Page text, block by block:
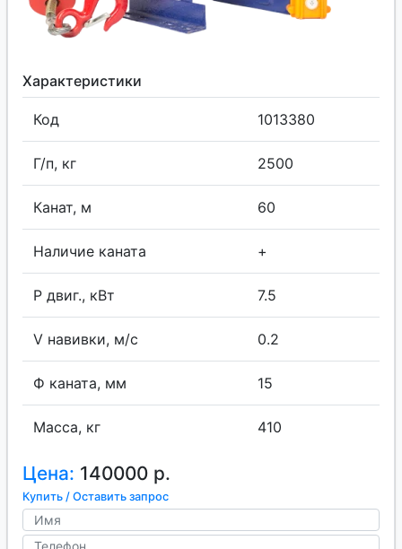
Характеристики
Код 1013380
Г/п, кг 2500
Канат, м 60
Наличие каната +
P двиг., кВт 7.5
V навивки, м/с 0.2
Ф каната, мм 15
Масса, кг 410
Цена: 140000 р.
Купить / Оставить запрос